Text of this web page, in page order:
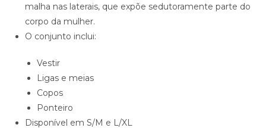
malha nas laterais, que expõe sedutoramente parte do
corpo da mulher.
O conjunto inclui:
Vestir
Ligas e meias
Copos
Ponteiro
Disponível em S/M e L/XL